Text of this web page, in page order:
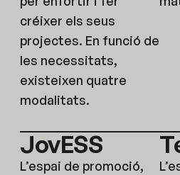
créixer els seus
projectes. En funció de
les necessitats,
existeixen quatre
modalitats.
JovESS
L’espai de promoció,